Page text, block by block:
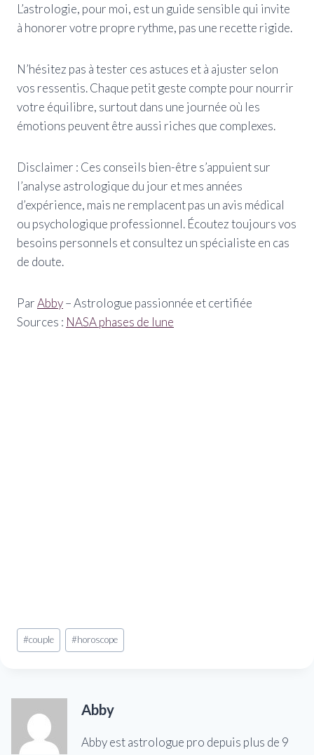
L’astrologie, pour moi, est un guide sensible qui invite
à honorer votre propre rythme, pas une recette rigide.
N’hésitez pas à tester ces astuces et à ajuster selon
vos ressentis. Chaque petit geste compte pour nourrir
votre équilibre, surtout dans une journée où les
émotions peuvent être aussi riches que complexes.
Disclaimer : Ces conseils bien-être s’appuient sur
l’analyse astrologique du jour et mes années
d’expérience, mais ne remplacent pas un avis médical
ou psychologique professionnel. Écoutez toujours vos
besoins personnels et consultez un spécialiste en cas
de doute.
ParAbby– Astrologue passionnée et certifiée
Sources : NASA phases de lune
Étiquettes
de
#couple #horoscope
Abby
Abby est astrologue pro depuis plus de 9